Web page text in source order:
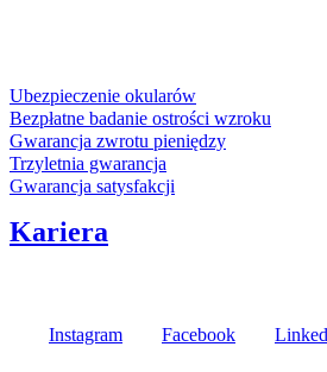
Ubezpieczenie okularów
Bezpłatne badanie ostrości wzroku
Gwarancja zwrotu pieniędzy
Trzyletnia gwarancja
Gwarancja satysfakcji
Kariera
Instagram Facebook